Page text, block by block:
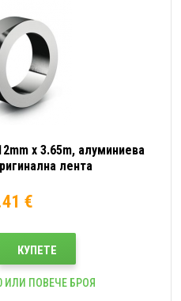
x 3.65m, алуминиева
лента
€
КУПЕТЕ
ИЛИ ПОВЕЧЕ БРОЯ